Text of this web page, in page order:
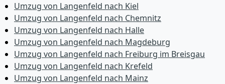
Umzug von Langenfeld nach Kiel
Umzug von Langenfeld nach Chemnitz
Umzug von Langenfeld nach Halle
Umzug von Langenfeld nach Magdeburg
Umzug von Langenfeld nach Freiburg im Breisgau
Umzug von Langenfeld nach Krefeld
Umzug von Langenfeld nach Mainz